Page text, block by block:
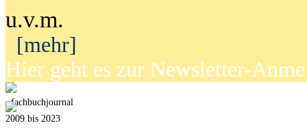
u.v.m.
[mehr]
Hier geht es zur Newsletter-
fachbuchjournal
2009 bis 2023